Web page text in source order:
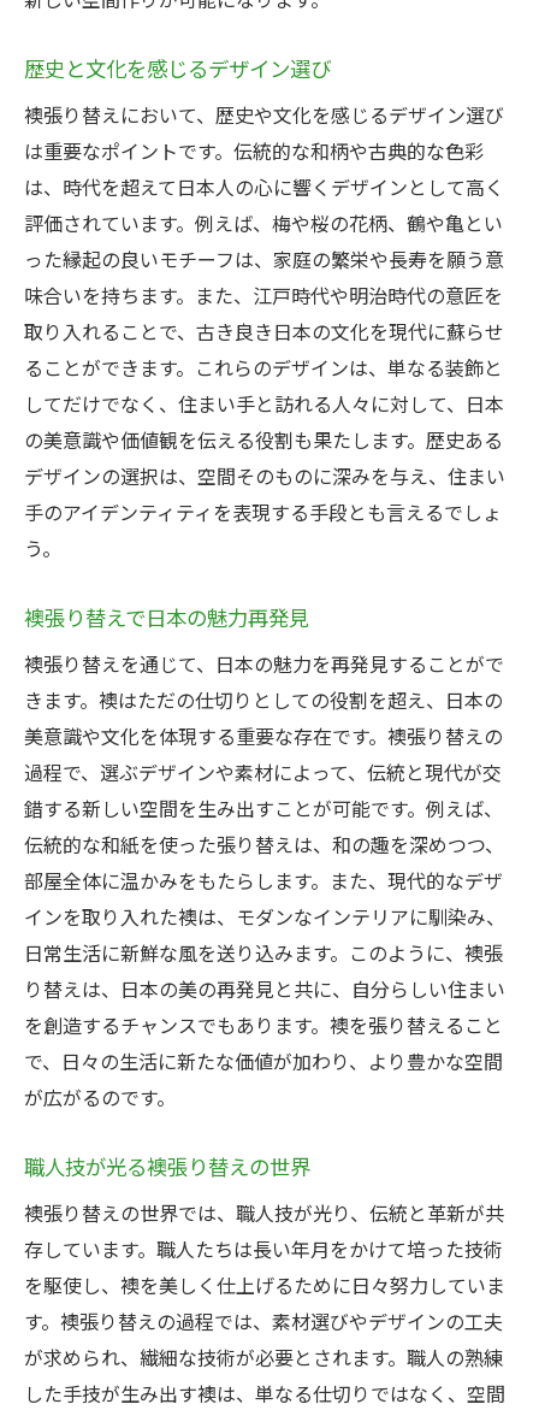
歴史と文化を感じるデザイン選び
襖張り替えにおいて、歴史や文化を感じるデザイン選び
は重要なポイントです。伝統的な和柄や古典的な色彩
は、時代を超えて日本人の心に響くデザインとして高く
評価されています。例えば、梅や桜の花柄、鶴や亀とい
った縁起の良いモチーフは、家庭の繁栄や長寿を願う意
味合いを持ちます。また、江戸時代や明治時代の意匠を
取り入れることで、古き良き日本の文化を現代に蘇らせ
ることができます。これらのデザインは、単なる装飾と
してだけでなく、住まい手と訪れる人々に対して、日本
の美意識や価値観を伝える役割も果たします。歴史ある
デザインの選択は、空間そのものに深みを与え、住まい
手のアイデンティティを表現する手段とも言えるでしょ
う。
襖張り替えで日本の魅力再発見
襖張り替えを通じて、日本の魅力を再発見することがで
きます。襖はただの仕切りとしての役割を超え、日本の
美意識や文化を体現する重要な存在です。襖張り替えの
過程で、選ぶデザインや素材によって、伝統と現代が交
錯する新しい空間を生み出すことが可能です。例えば、
伝統的な和紙を使った張り替えは、和の趣を深めつつ、
部屋全体に温かみをもたらします。また、現代的なデザ
インを取り入れた襖は、モダンなインテリアに馴染み、
日常生活に新鮮な風を送り込みます。このように、襖張
り替えは、日本の美の再発見と共に、自分らしい住まい
を創造するチャンスでもあります。襖を張り替えること
で、日々の生活に新たな価値が加わり、より豊かな空間
が広がるのです。
職人技が光る襖張り替えの世界
襖張り替えの世界では、職人技が光り、伝統と革新が共
存しています。職人たちは長い年月をかけて培った技術
を駆使し、襖を美しく仕上げるために日々努力していま
す。襖張り替えの過程では、素材選びやデザインの工夫
が求められ、繊細な技術が必要とされます。職人の熟練
した手技が生み出す襖は、単なる仕切りではなく、空間